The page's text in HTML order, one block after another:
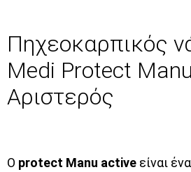
Πηχεοκαρπικός
Medi Protect
Αριστερός
Ο protect Manu active είναι